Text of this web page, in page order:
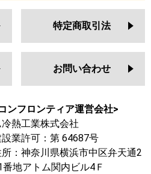
特定商取引法
お問い合わせ
ンフロンティア運営会社>
熱工業株式会社
業許可：第 64687号
：神奈川県横浜市中区弁天通2
地アトム関内ビル4Ｆ